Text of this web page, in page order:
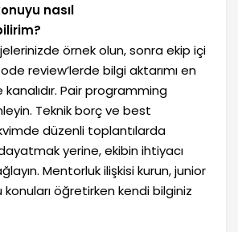
nasıl
örnek olun, sonra ekip içi
review’lerde bilgi aktarımı en
Pair programming
Teknik borç ve best
düzenli toplantılarda
yerine, ekibin ihtiyacı
Mentorluk ilişkisi kurun, junior
öğretirken kendi bilginiz